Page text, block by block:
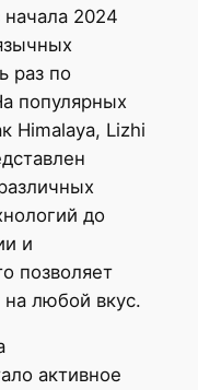
2024
раз по
популярных
Himalaya, Lizhi
до
и
позволяет
на любой вкус.
активное